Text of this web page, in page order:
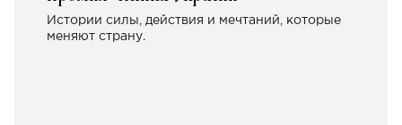
Истории силы, действия и мечтаний, которые
меняют страну.